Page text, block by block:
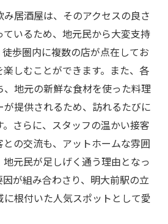
使った絶品料理
クメニューの魅力
流を楽しむコツ
か味わえない特別な一杯
出の秘密とは
み居酒屋で味わう絶品料理と
すすめメニュー
品料理の紹介
材を使った料理
ペアリングの楽しみ方
居酒屋は、そのアクセスの良さ
ているため、地元民から大変支持
歩圏内に複数の店が点在してお
しむことができます。また、各
地元の新鮮な食材を使った料理
提供されるため、訪れるたびに
さらに、スタッフの温かい接客
との交流も、アットホームな雰囲
元民が足しげく通う理由となっ
が組み合わさり、明大前駅の立
に根付いた人気スポットとして愛